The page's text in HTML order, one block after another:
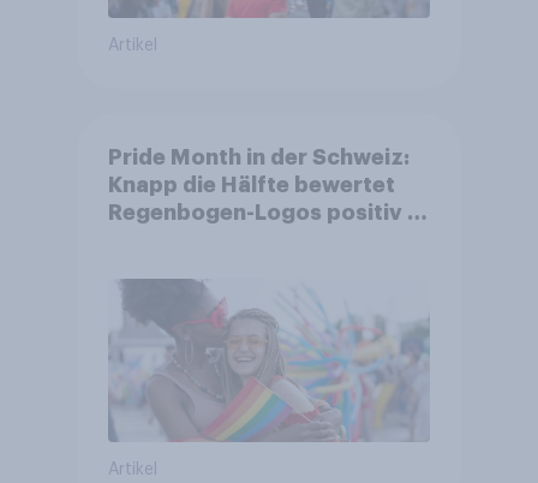
Artikel
Pride Month in der Schweiz:
Knapp die Hälfte bewertet
Regenbogen-Logos positiv –
Artikel